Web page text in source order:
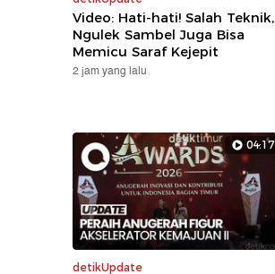
Video: Hati-hati! Salah Teknik,
Ngulek Sambel Juga Bisa
Memicu Saraf Kejepit
2 jam yang lalu
04:17
detikUpdate